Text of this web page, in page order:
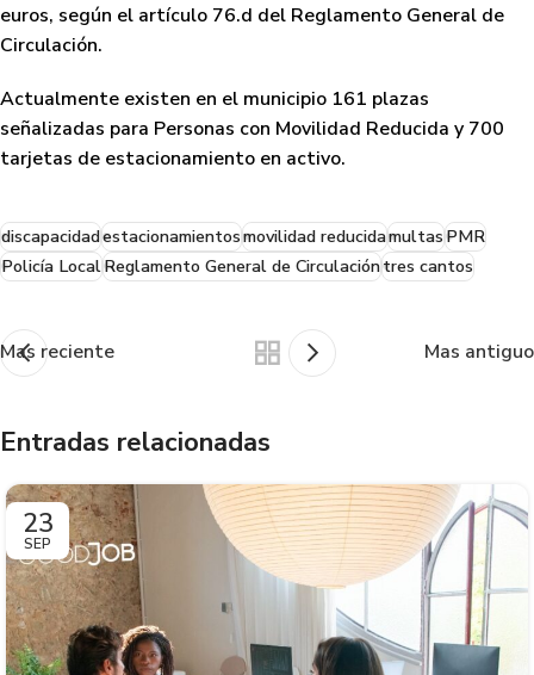
euros, según el artículo 76.d del Reglamento General de
Circulación.
Actualmente existen en el municipio 161 plazas
señalizadas para Personas con Movilidad Reducida y 700
tarjetas de estacionamiento en activo.
discapacidadestacionamientosmovilidad reducidamultasPMR
Policía LocalReglamento General de Circulacióntres cantos
Mas reciente Mas antiguo
Entradas relacionadas
23
SEP